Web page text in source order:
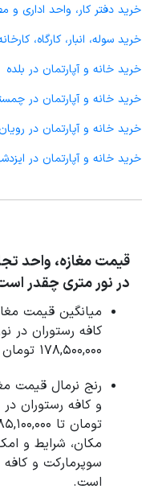
خرید دفتر کار، واحد اداری
خرید سوله، انبار، کارگاه،
خرید خانه و آپارتمان در بلده
خرید خانه و آپارتمان در
خرید خانه و آپارتمان در
خرید خانه و آپارتمان در
قیمت مغازه، واحد
در نور متری چقدر
میانگین قیمت
178,500,000 تومان است.
رنج نرمال قیمت
مکان، شرایط و
سوپرمارکت و کافه
است.